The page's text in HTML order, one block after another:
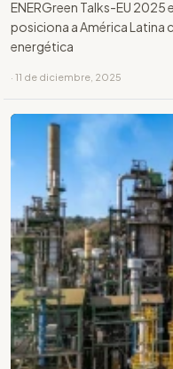
ENERGreen Talks-EU
posiciona a América Latina
energética
· 11 de diciembre, 2025